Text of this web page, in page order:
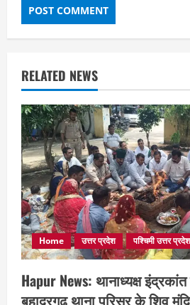
RELATED NEWS
Home उत्तर प्रदेश पश्चिमी उत्तर प्रदेश
Hapur News: थानाध्यक्ष
बहादुरगढ़ थाना परिसर के शिव